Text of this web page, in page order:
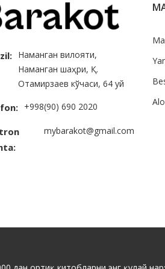
Наманган вилояти,
Наманган шаҳри, Қ.
Отамирзаев кўчаси, 64 уй
+998(90) 690 2020
mybarakot@gmail.com